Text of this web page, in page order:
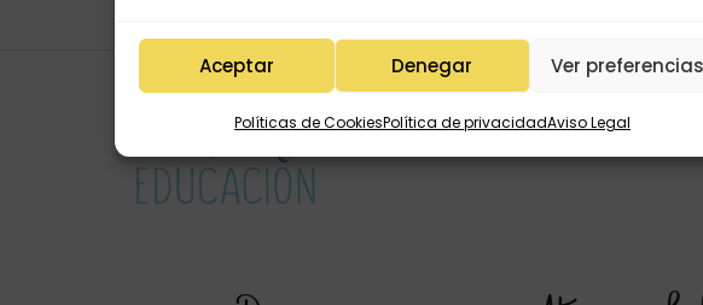
Aceptar Denegar Ver
Políticas de CookiesPolítica de privacidadAviso Legal